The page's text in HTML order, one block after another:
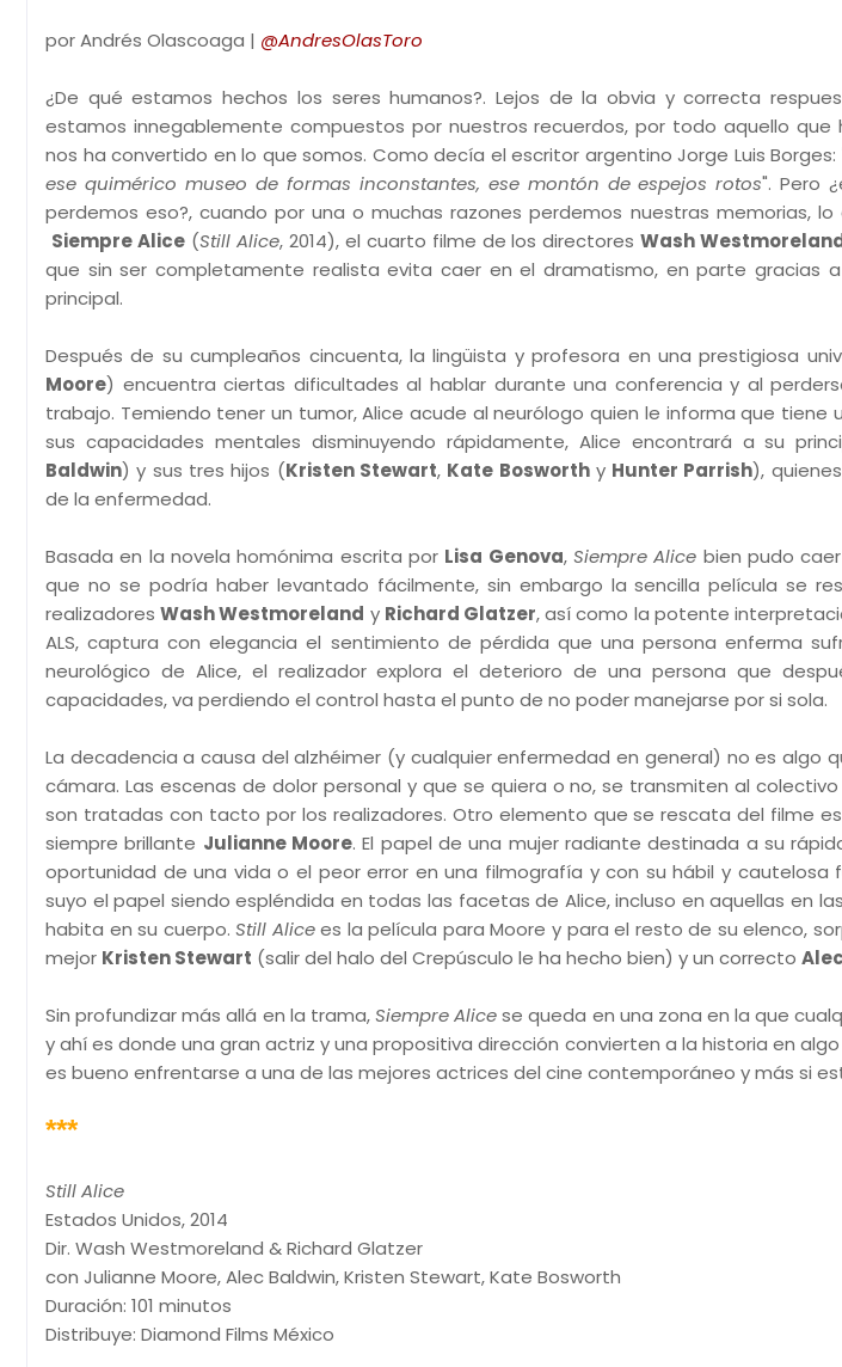
por Andrés Olascoaga | @AndresOlasToro
¿De qué estamos hechos los seres humanos?. Lejos de la obvia y correcta
estamos innegablemente compuestos por nuestros recuerdos, por todo aquello
nos ha convertido en lo que somos. Como decía el escritor argentino Jorge Luis Borges:
ese quimérico museo de formas inconstantes, ese montón de espejos rotos". Pero
perdemos eso?, cuando por una o muchas razones perdemos nuestras memorias,
Siempre Alice(Still Alice, 2014), el cuarto filme de los directoresWash
que sin ser completamente realista evita caer en el dramatismo, en parte gracias
principal.
Después de su cumpleaños cincuenta, la lingüista y profesora en una prestigiosa
Moore) encuentra ciertas dificultades al hablar durante una conferencia y al
trabajo. Temiendo tener un tumor, Alice acude al neurólogo quien le informa que tiene
sus capacidades mentales disminuyendo rápidamente, Alice encontrará a su
Baldwin) y sus tres hijos (Kristen Stewart, Kate Bosworthy Hunter Parrish),
de la enfermedad.
Basada en la novela homónima escrita por Lisa Genova,Siempre Alice bien pudo
que no se podría haber levantado fácilmente, sin embargo la sencilla película se
realizadoresWash Westmoreland y Richard Glatzer, así como la potente
ALS, captura con elegancia el sentimiento de pérdida que una persona enferma
neurológico de Alice, el realizador explora el deterioro de una persona que
capacidades, va perdiendo el control hasta el punto de no poder manejarse por si sola.
La decadencia a causa del alzhéimer (y cualquier enfermedad en general) no es algo
cámara. Las escenas de dolor personal y que se quiera o no, se transmiten al
son tratadas con tacto por los realizadores. Otro elemento que se rescata del filme
siempre brillante Julianne Moore. El papel de una mujer radiante destinada a su
oportunidad de una vida o el peor error en una filmografía y con su hábil y cautelosa
suyo el papel siendo espléndida en todas las facetas de Alice, incluso en aquellas en
habita en su cuerpo.Still Alicees la película para Moore y para el resto de su elenco,
mejor Kristen Stewart (salir del halo del Crepúsculo le ha hecho bien) y un correcto
Sin profundizar más allá en la trama,Siempre Alicese queda en una zona en la que
y ahí es donde una gran actriz y una propositiva dirección convierten a la historia en
es bueno enfrentarse a una de las mejores actrices del cine contemporáneo y más si
***
Still Alice
Estados Unidos, 2014
Dir. Wash Westmoreland & Richard Glatzer
con Julianne Moore, Alec Baldwin, Kristen Stewart, Kate Bosworth
Duración: 101 minutos
Distribuye: Diamond Films México